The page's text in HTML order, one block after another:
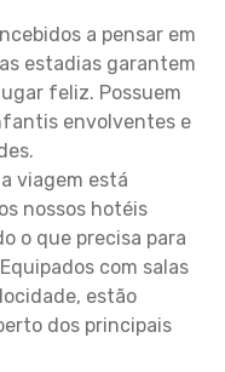
a pensar em
estadias garantem
feliz. Possuem
envolventes e
viagem está
nossos hotéis
o que precisa para
com salas
estão
dos principais